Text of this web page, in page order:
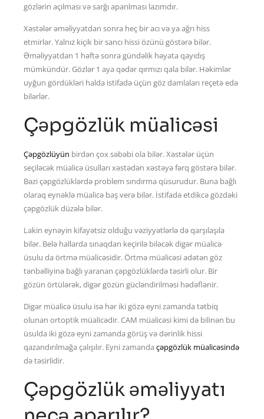
gözlərin açılması və sarğı aparılması lazımdır.
Xəstələr əməliyyatdan sonra heç bir acı və ya ağrı hiss
etmirlər. Yalnız kiçik bir sancı hissi özünü göstərə bilər.
Əməliyyatdan 1 həftə sonra gündəlik həyata qayıdış
mümkündür. Gözlər 1 aya qədər qırmızı qala bilər. Həkimlər
uyğun gördükləri halda istifadə üçün göz damlaları reçetə edə
bilərlər.
Çəpgözlük müalicəsi
Çəpgözlüyün birdən çox səbəbi ola bilər. Xəstələr üçün
seçiləcək müalicə üsulları xəstədən xəstəyə fərq göstərə bilər.
Bəzi çəpgözlüklərdə problem sındırma qüsurudur. Buna bağlı
olaraq eynəklə müalicə baş verə bilər. İstifadə etdikcə gözdəki
çəpgözlük düzələ bilər.
Lakin eynəyin kifayətsiz olduğu vəziyyətlərlə də qarşılaşıla
bilər. Belə hallarda sınaqdan keçirilə biləcək digər müalicə
üsulu da örtmə müalicəsidir. Örtmə müalicəsi adətən göz
tənbəlliyinə bağlı yaranan çəpgözlüklərdə təsirli olur. Bir
gözün örtülərək, digər gözün gücləndirilməsi hədəflənir.
Digər müalicə üsulu isə hər iki gözə eyni zamanda tətbiq
olunan ortoptik müalicədir. CAM müalicəsi kimi də bilinən bu
üsulda iki gözə eyni zamanda görüş və dərinlik hissi
qazandırılmağa çalışılır. Eyni zamanda çəpgözlük müalicəsində
də təsirlidir.
Çəpgözlük əməliyyatı